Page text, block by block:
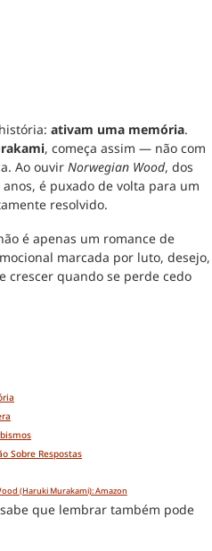
ativam uma memória.
, começa assim — não com
Ao ouvir Norwegian Wood, dos
é puxado de volta para um
resolvido.
é apenas um romance de
marcada por luto, desejo,
crescer quando se perde cedo
Sobre Respostas
(Haruki Murakami): Amazon
que lembrar também pode